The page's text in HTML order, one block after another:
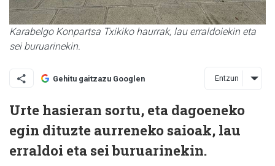
Karabelgo Konpartsa Txikiko haurrak, lau erraldoiekin eta
sei buruarinekin.
Gehitu gaitzazu Googlen Entzun
Urte hasieran sortu, eta dagoeneko
egin dituzte aurreneko saioak, lau
erraldoi eta sei buruarinekin.